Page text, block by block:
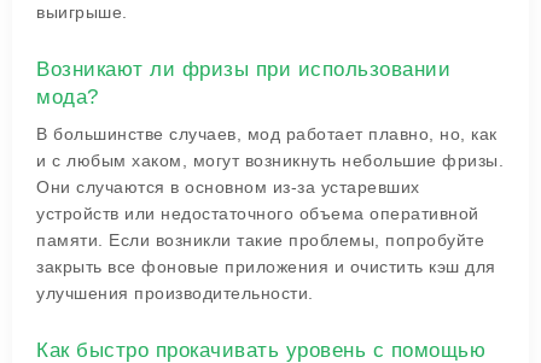
выигрыше.
Возникают ли фризы при использовании
мода?
В большинстве случаев, мод работает плавно, но, как
и с любым хаком, могут возникнуть небольшие фризы.
Они случаются в основном из-за устаревших
устройств или недостаточного объема оперативной
памяти. Если возникли такие проблемы, попробуйте
закрыть все фоновые приложения и очистить кэш для
улучшения производительности.
Как быстро прокачивать уровень с помощью